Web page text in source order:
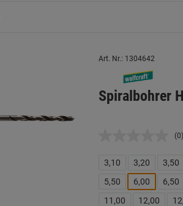
Art. Nr.: 1304642
Spiralbohrer
auf
(0)
3,10 3,20 3,50
5,50
6,00 6,50
11,00
12,00